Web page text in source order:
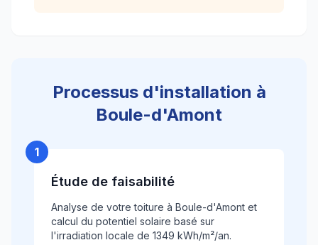
Processus d'installation à
Boule-d'Amont
1
Étude de faisabilité
Analyse de votre toiture à Boule-d'Amont et
calcul du potentiel solaire basé sur
l'irradiation locale de 1349 kWh/m²/an.